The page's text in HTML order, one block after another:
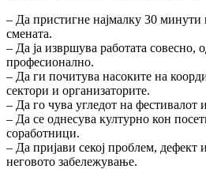
– Да пристигне најмалку 30 минути
смената.
– Да ја извршува работата совесно,
професионално.
– Да ги почитува насоките на
сектори и организаторите.
– Да го чува угледот на фестивалот
– Да се однесува културно кон
соработници.
– Да пријави секој проблем,
неговото забележување.